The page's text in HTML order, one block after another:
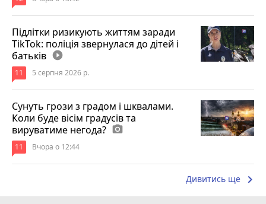
Підлітки ризикують життям заради
TikTok: поліція звернулася до дітей і
батьків play_circle_filled
11 5 серпня 2026 р.
Сунуть грози з градом і шквалами.
Коли буде вісім градусів та
вируватиме негода? photo_camera
11 Вчора о 12:44
Дивитись ще keyboard_arrow_right